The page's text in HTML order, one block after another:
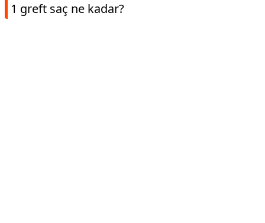
1 greft saç ne kadar?